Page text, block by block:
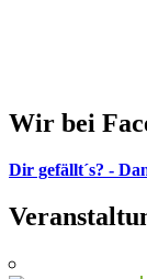
Wir bei
Dir gefällt´s? -